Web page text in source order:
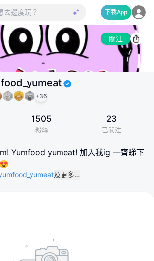
下載App
關注
+36
1505
粉絲
23
已關注
Yumfood yumeat! 加入我ig 一齊睇下
及更多…